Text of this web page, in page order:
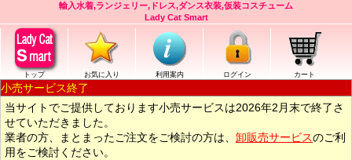
輸入水着,ランジェリー,ドレス,ダンス衣装,仮装コスチューム
Lady Cat Smart
トップ お気に入り 利用案内 ログイン カート
小売サービス終了
当サイトでご提供しております小売サービスは2026年2月末で終了さ
せていただきました。
業者の方、まとまったご注文をご検討の方は、 卸販売サービスのご利
用をご検討ください。